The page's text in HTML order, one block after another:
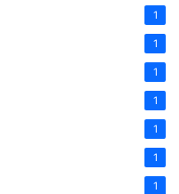
1
1
1
1
1
1
1